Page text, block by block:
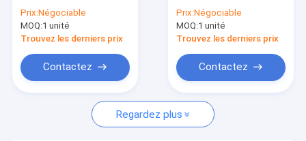
machine de soudage plastique par ultrasons
Nébuliseur ultrasonique
de homogénisateur
de sonde titanique
d'alliage
Prix:Négociable
MOQ:1 unité
Trouvez les derniers prix
Contactez
ultrasonique de
homogénisateur
d'écran tactile 1500
Prix:Négociable
MOQ:1 unité
Trouvez les derniers prix
Contactez
Regardez plus